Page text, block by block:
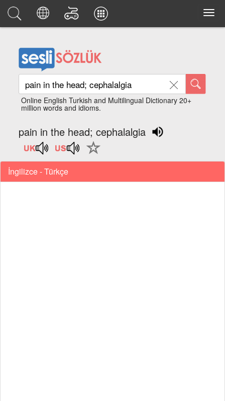
Online English Turkish and Multilingual Dictionary 20+
million words and idioms.
pain in the head; cephalalgia
İngilizce - Türkçe